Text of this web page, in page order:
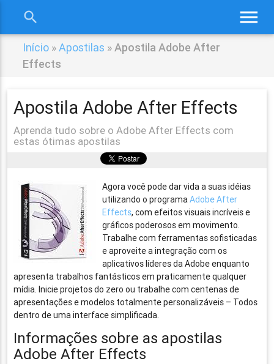
menu
search
Início »Apostilas »Apostila Adobe After
Effects
Apostila Adobe After Effects
Aprenda tudo sobre o Adobe After Effects com
estas ótimas apostilas
Agora você pode dar vida a suas idéias
utilizando o programaAdobe After
Effects, com efeitos visuais incríveis e
gráficos poderosos em movimento.
Trabalhe com ferramentas sofisticadas
e aproveite a integração com os
aplicativos líderes da Adobe enquanto
apresenta trabalhos fantásticos em praticamente qualquer
mídia. Inicie projetos do zero ou trabalhe com centenas de
apresentações e modelos totalmente personalizáveis – Todos
dentro de uma interface simplificada.
Informações sobre as apostilas
Adobe After Effects